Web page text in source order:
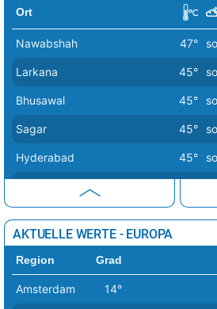
Ort
Nawabshah 47°
Larkana 45°
Bhusawal 45°
Sagar 45°
Hyderabad 45°
Dhule 44°
Chandrapur 44°
AKTUELLE WERTE - EUROPA
Region Grad
Amsterdam 14°